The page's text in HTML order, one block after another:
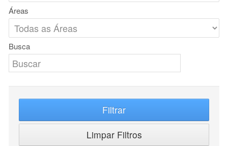
Áreas
Busca
Filtrar
Limpar Filtros